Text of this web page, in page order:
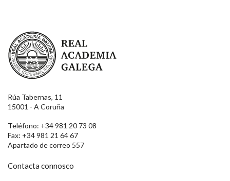
Real Academia Galega
Rúa Tabernas, 11
15001 - A Coruña
Teléfono: +34 981 20 73 08
Fax: +34 981 21 64 67
Apartado de correo 557
Contacta connosco